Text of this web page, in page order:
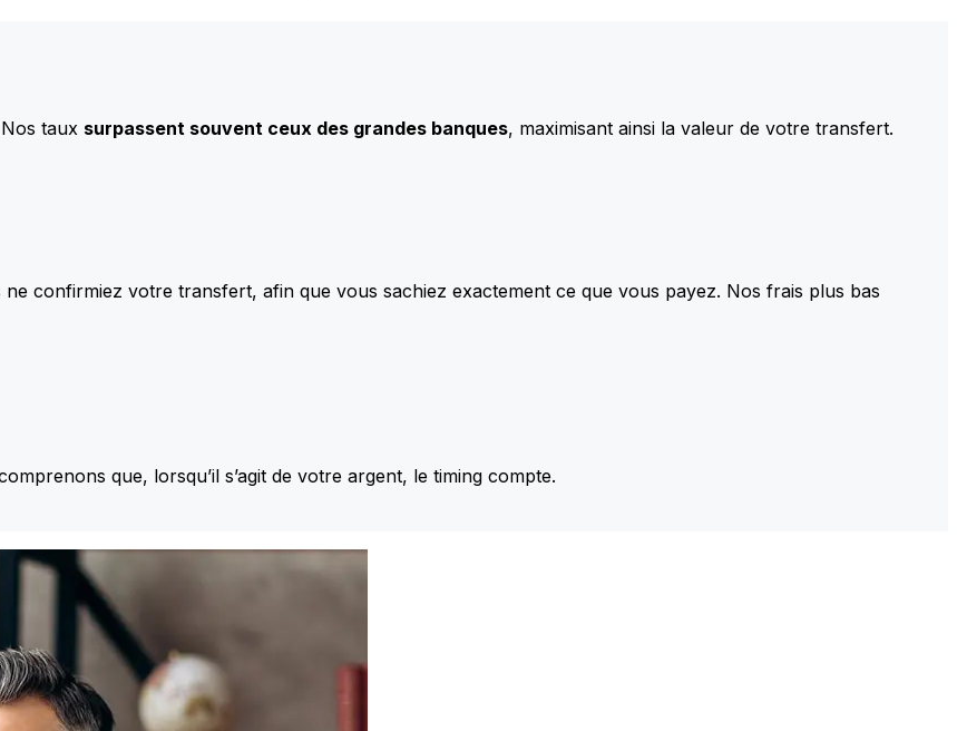
taux surpassent souvent ceux des grandes banques, maximisant ainsi la valeur de votre transfert.
ne confirmiez votre transfert, afin que vous sachiez exactement ce que vous payez. Nos frais plus bas
que, lorsqu’il s’agit de votre argent, le timing compte.